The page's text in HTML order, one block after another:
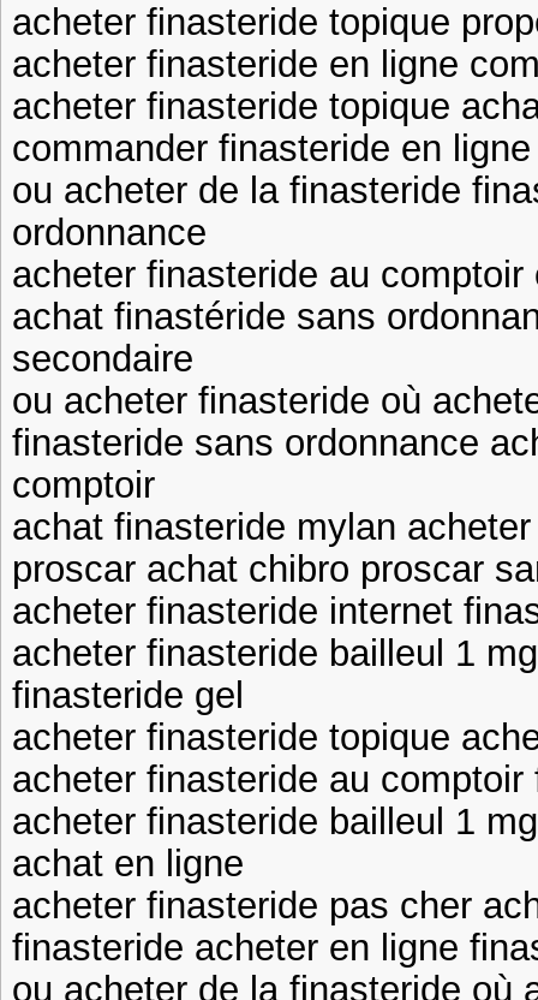
acheter finasteride topique
acheter finasteride en ligne
acheter finasteride topique
commander finasteride en
ou acheter de la finasteride
ordonnance
acheter finasteride au
achat finastéride sans
secondaire
ou acheter finasteride où
finasteride sans ordonnance
comptoir
achat finasteride mylan
proscar achat chibro proscar
acheter finasteride internet
acheter finasteride bailleul 1
finasteride gel
acheter finasteride topique
acheter finasteride au
acheter finasteride bailleul 1
achat en ligne
acheter finasteride pas cher
finasteride acheter en ligne
ou acheter de la finasteride où